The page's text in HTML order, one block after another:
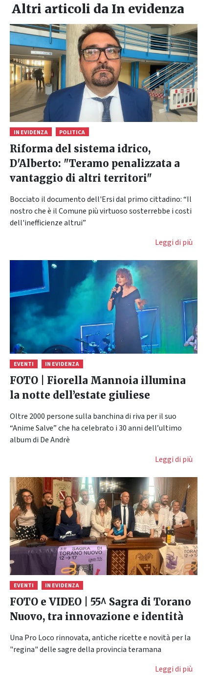
Altri articoli da In evidenza
IN EVIDENZA POLITICA
Riforma del sistema idrico,
D'Alberto: "Teramo penalizzata a
vantaggio di altri territori"
Bocciato il documento dell'Ersi dal primo cittadino: “Il
nostro che è il Comune più virtuoso sosterrebbe i costi
dell'inefficienze altrui”
Leggi di più
EVENTI IN EVIDENZA
FOTO | Fiorella Mannoia illumina
la notte dell’estate giuliese
Oltre 2000 persone sulla banchina di riva per il suo
“Anime Salve” che ha celebrato i 30 anni dell’ultimo
album di De Andrè
Leggi di più
EVENTI IN EVIDENZA
FOTO e VIDEO | 55^ Sagra di Torano
Nuovo, tra innovazione e identità
Una Pro Loco rinnovata, antiche ricette e novità per la
"regina" delle sagre della provincia teramana
Leggi di più